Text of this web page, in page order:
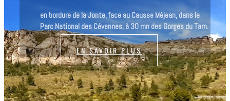
en bordure de la Jonte, face au Causse Méjean, dans le
Parc National des Cévennes, à 30 mn des Gorges du Tarn.
EN SAVOIR PLUS